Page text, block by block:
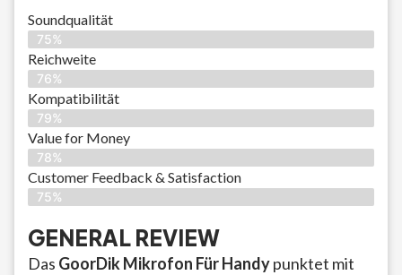
Soundqualität
75%
Reichweite
76%
Kompatibilität
79%
Value for Money
78%
Customer Feedback & Satisfaction​
75%
GENERAL REVIEW
Das GoorDik Mikrofon Für Handypunktet mit